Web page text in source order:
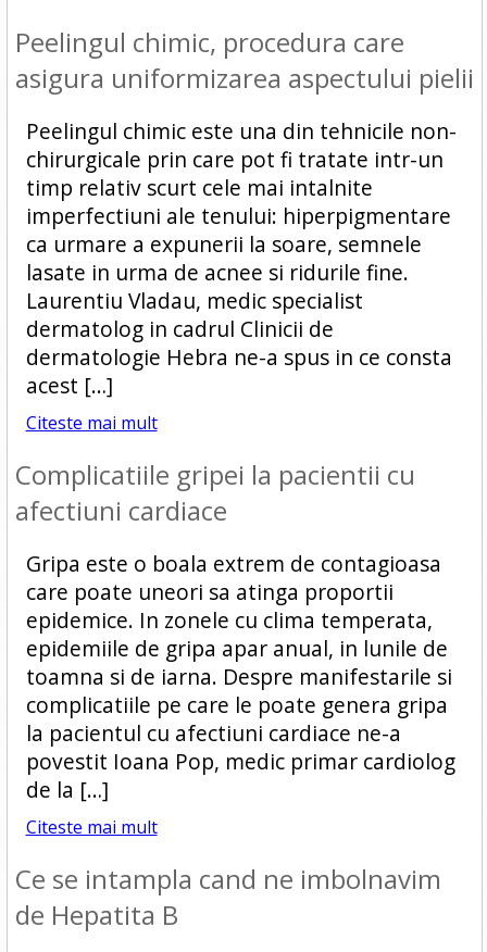
Peelingul chimic, procedura care
asigura uniformizarea aspectului pielii
Peelingul chimic este una din tehnicile non-
chirurgicale prin care pot fi tratate intr-un
timp relativ scurt cele mai intalnite
imperfectiuni ale tenului: hiperpigmentare
ca urmare a expunerii la soare, semnele
lasate in urma de acnee si ridurile fine.
Laurentiu Vladau, medic specialist
dermatolog in cadrul Clinicii de
dermatologie Hebra ne-a spus in ce consta
acest […]
Citeste mai mult
Complicatiile gripei la pacientii cu
afectiuni cardiace
Gripa este o boala extrem de contagioasa
care poate uneori sa atinga proportii
epidemice. In zonele cu clima temperata,
epidemiile de gripa apar anual, in lunile de
toamna si de iarna. Despre manifestarile si
complicatiile pe care le poate genera gripa
la pacientul cu afectiuni cardiace ne-a
povestit Ioana Pop, medic primar cardiolog
de la […]
Citeste mai mult
Ce se intampla cand ne imbolnavim
de Hepatita B